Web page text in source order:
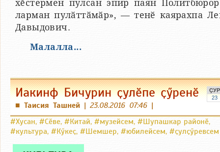
хӗстермен пулсан эпир паян
ларман пулӑттӑмӑр», — тенӗ каярахпа
Давыдович.
Малалла...
ҪУР
23
Иакинф Бичурин ҫулӗпе ҫӳренӗ
■ Таисия Ташней | 23.08.2016 07:46 |
#Хусан, #Сӗве, #Китай, #музейсем, #Шупашкар районӗ,
#культура, #Кӳкеҫ, #Шемшер, #юбилейсем, #ҫулҫӳревсем